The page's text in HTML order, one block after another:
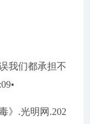
我们都承担不
》.光明网.202